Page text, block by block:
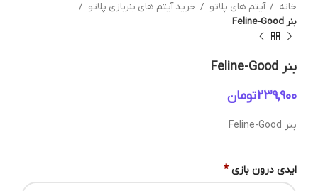
خانه آیتم های پلاتو
خرید آیتم های بنربازی پلاتو
بنر Feline-Good
بنر Feline-Good
تومان
بنر Feline-Good
ایدی درون بازی *